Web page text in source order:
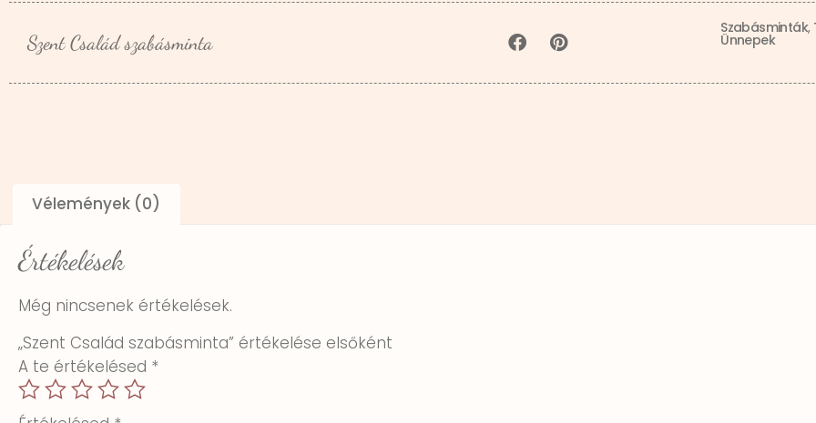
Szent Család szabásminta
Szabásminták,
Ünnepek
Vélemények (0)
Értékelések
Még nincsenek értékelések.
„Szent Család szabásminta” értékelése elsőként
A te értékelésed *